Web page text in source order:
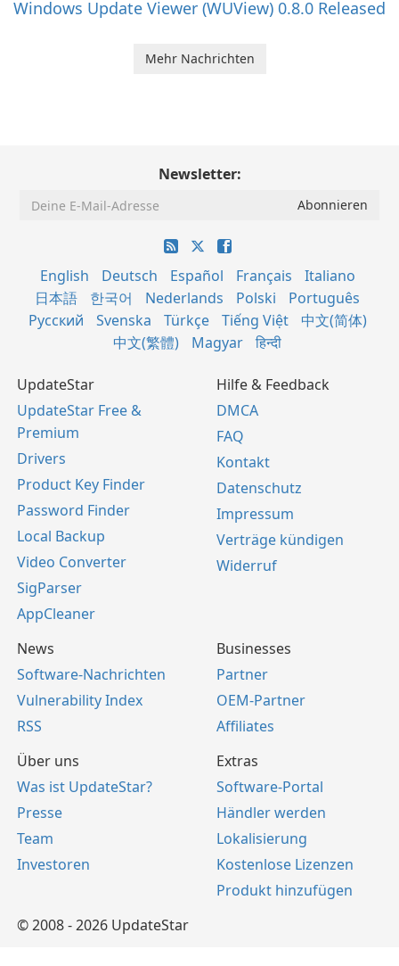
Windows Update Viewer (WUView) 0.8.0 Released
Mehr Nachrichten
Newsletter:
English Deutsch Español Français
Italiano
日本語
한국어 Nederlands Polski
Português
Русский
Svenska Türkçe Tiếng Việt
中文(简体)
中文(繁體)
Magyar हिन्दी
UpdateStar
UpdateStar Free &
Premium
Drivers
Product Key Finder
Password Finder
Local Backup
Video Converter
SigParser
AppCleaner
Hilfe & Feedback
DMCA
FAQ
Kontakt
Datenschutz
Impressum
Verträge kündigen
Widerruf
News
Software-Nachrichten
Vulnerability Index
RSS
Businesses
Partner
OEM-Partner
Affiliates
Über uns
Was ist UpdateStar?
Presse
Team
Investoren
Extras
Software-Portal
Händler werden
Lokalisierung
Kostenlose Lizenzen
Produkt hinzufügen
© 2008 - 2026 UpdateStar